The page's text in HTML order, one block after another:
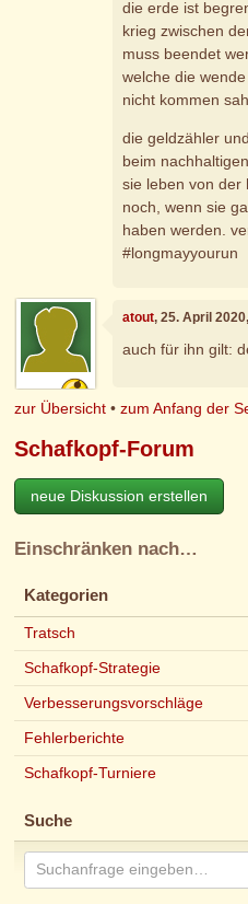
die erde ist
krieg zwischen
muss beendet
welche die
nicht kommen
die geldzähler
beim
sie leben von der
noch, wenn sie
haben werden.
#longmayyourun
atout, 25. April
auch für ihn gilt:
zur Übersicht •zum Anfang der
Schafkopf-Forum
neue Diskussion erstellen
Einschränken nach…
Kategorien
Tratsch
Schafkopf-Strategie
Verbesserungsvorschläge
Fehlerberichte
Schafkopf-Turniere
Suche